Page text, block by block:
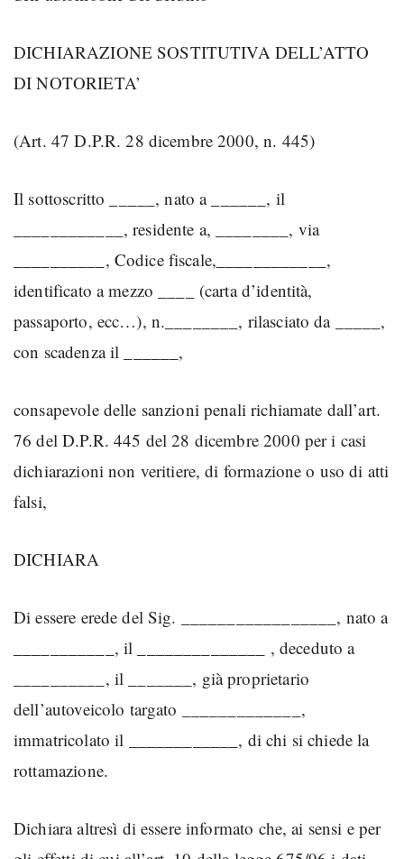
DICHIARAZIONE SOSTITUTIVA DELL’ATTO
DI NOTORIETA’
(Art. 47 D.P.R. 28 dicembre 2000, n. 445)
Il sottoscritto _____, nato a ______, il
____________, residente a, ________, via
__________, Codice fiscale,____________,
identificato a mezzo ____ (carta d’identità,
passaporto, ecc…), n.________, rilasciato da _____,
con scadenza il ______,
consapevole delle sanzioni penali richiamate dall’art.
76 del D.P.R. 445 del 28 dicembre 2000 per i casi
dichiarazioni non veritiere, di formazione o uso di atti
falsi,
DICHIARA
Di essere erede del Sig. _________________, nato a
___________, il ______________ , deceduto a
__________, il _______, già proprietario
dell’autoveicolo targato _____________,
immatricolato il ____________, di chi si chiede la
rottamazione.
Dichiara altresì di essere informato che, ai sensi e per